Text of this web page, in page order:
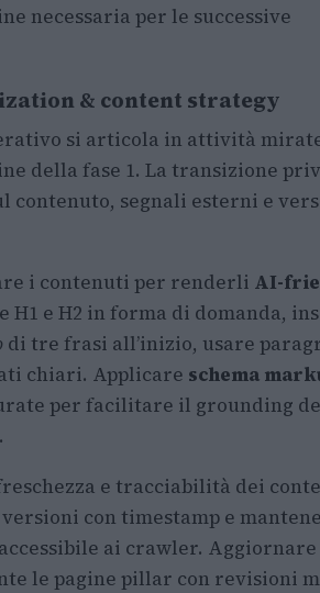
necessaria per le successive
& content strategy
si articola in attività
della fase 1. La transizione
contenuto, segnali esterni e
i contenuti per renderli AI-
H1 e H2 in forma di domanda,
di tre frasi all’inizio, usare
chiari. Applicare schema
per facilitare il grounding
e tracciabilità dei
con timestamp e
ai crawler. Aggiornare
le pagine pillar con revisioni